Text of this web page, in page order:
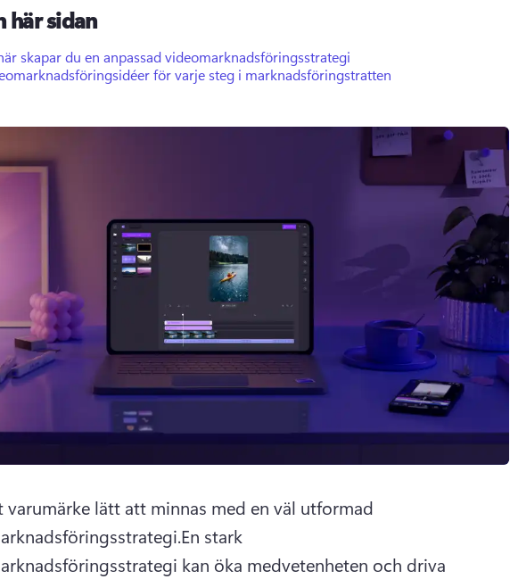
här sidan
skapar du en anpassad videomarknadsföringsstrategi
för varje steg i marknadsföringstratten
varumärke lätt att minnas med en väl utformad
En stark
kan öka medvetenheten och driva